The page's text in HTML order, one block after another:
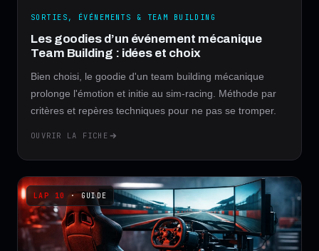
SORTIES, ÉVÉNEMENTS & TEAM BUILDING
Les goodies d’un événement mécanique
Team Building : idées et choix
Bien choisi, le goodie d'un team building mécanique
prolonge l'émotion et initie au sim-racing. Méthode par
critères et repères techniques pour ne pas se tromper.
OUVRIR LA FICHE
· GUIDE